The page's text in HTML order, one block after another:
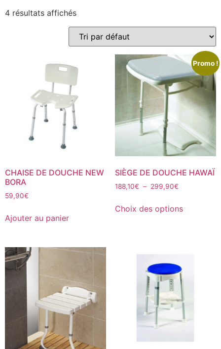
4 résultats affichés
CHAISE DE DOUCHE NEW
BORA
59,90€
Ajouter au panier
Promo !
SIÈGE DE DOUCHE HAWAÏ
188,10€ – 299,90€
Choix des options